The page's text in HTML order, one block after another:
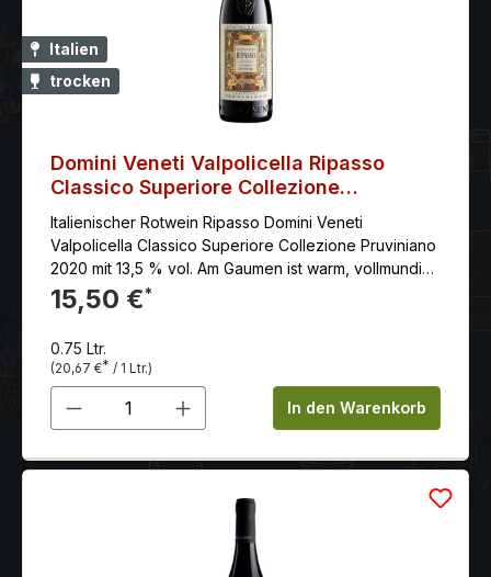
Italien
trocken
Domini Veneti Valpolicella Ripasso
Classico Superiore Collezione
Pruviniano 2020
Italienischer Rotwein Ripasso Domini Veneti
Valpolicella Classico Superiore Collezione Pruviniano
2020 mit 13,5 % vol. Am Gaumen ist warm, vollmundig,
anhaltend, mit lebhaften Tanninen und einem
Nachgeschmack von Trockenfrüchten, Walnüssen
15,50 €*
0.75 Ltr.
(20,67 €* / 1 Ltr.)
Produkt Anzahl: Gib denIn den Warenkorb